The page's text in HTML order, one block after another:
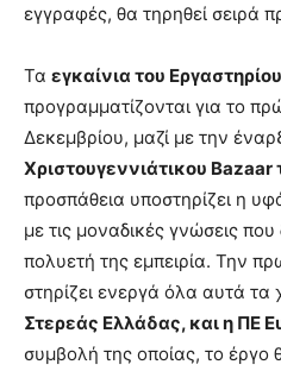
εγγραφές, θα τηρηθεί σειρά
Τα εγκαίνια του
προγραμματίζονται για το
Δεκεμβρίου, μαζί με την
Χριστουγεννιάτικου Bazaar
προσπάθεια υποστηρίζει η
με τις μοναδικές γνώσεις που
πολυετή της εμπειρία. Την
στηρίζει ενεργά όλα αυτά τα
Στερεάς Ελλάδας, και η ΠΕ
συμβολή της οποίας, το